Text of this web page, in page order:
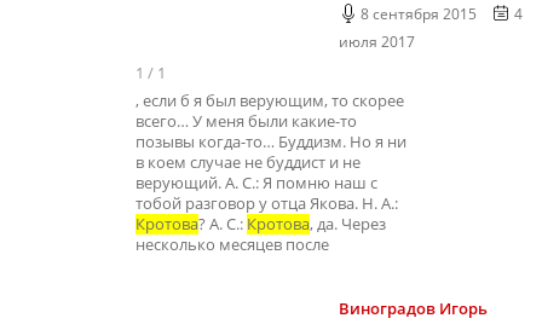
8 сентября 2015
4
июля 2017
1 / 1
, если б я был верующим, то скорее
всего… У меня были какие-то
позывы когда-то… Буддизм. Но я ни
в коем случае не буддист и не
верующий. А. С.: Я помню наш с
тобой разговор у отца Якова. Н. А.:
Кротова? А. С.: Кротова, да. Через
несколько месяцев после
Виноградов Игорь